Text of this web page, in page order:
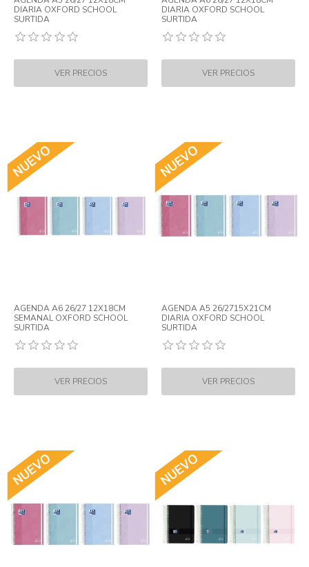
DIARIA OXFORD SCHOOL
SURTIDA
DIARIA OXFORD SCHOOL
SURTIDA
AGENDA A6 26/27 12X18CM
SEMANAL OXFORD SCHOOL
SURTIDA
AGENDA A5 26/2715X21CM
DIARIA OXFORD SCHOOL
SURTIDA